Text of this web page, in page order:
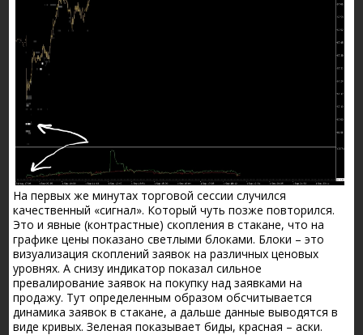
На первых же минутах торговой сессии случился
качественный «сигнал». Который чуть позже повторился.
Это и явные (контрастные) скопления в стакане, что на
графике цены показано светлыми блоками. Блоки – это
визуализация скоплений заявок на различных ценовых
уровнях. А снизу индикатор показал сильное
превалирование заявок на покупку над заявками на
продажу. Тут определенным образом обсчитывается
динамика заявок в стакане, а дальше данные выводятся в
виде кривых. Зеленая показывает биды, красная – аски.